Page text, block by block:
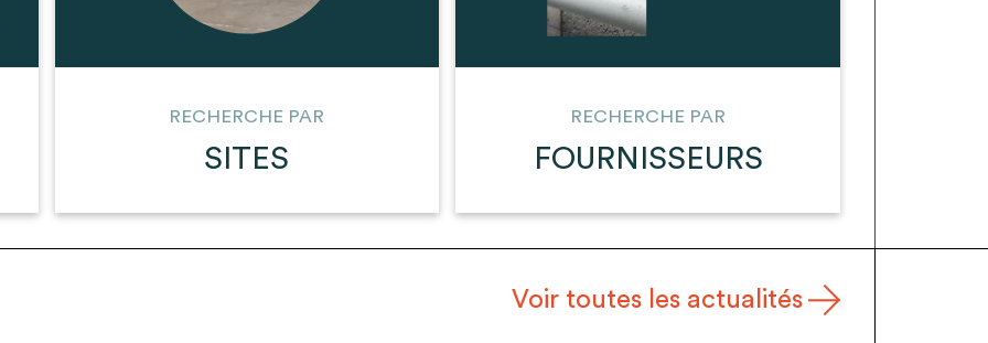
RECHERCHE PAR
SITES
RECHERCHE PAR
FOURNISSEURS
Voir toutes les actualités